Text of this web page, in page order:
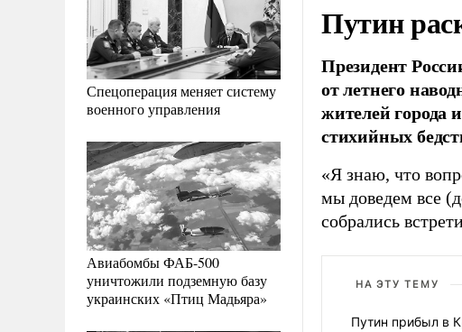
Спецоперация меняет систему
военного управления
Авиабомбы ФАБ-500
уничтожили подземную базу
украинских «Птиц Мадьяра»
Путин
Президент
от летнего
жителей города
стихийных
«Я знаю, что
мы доведем все
собрались
НА ЭТУ ТЕМУ
Путин прибыл в